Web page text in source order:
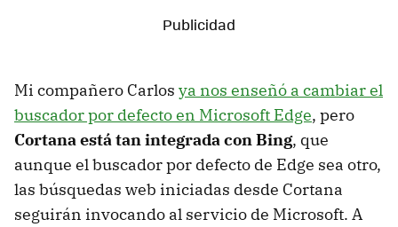
Mi compañero Carlos ya nos enseñó a cambiar el
buscador por defecto en Microsoft Edge, pero
Cortana está tan integrada con Bing, que
aunque el buscador por defecto de Edge sea otro,
las búsquedas web iniciadas desde Cortana
seguirán invocando al servicio de Microsoft. A